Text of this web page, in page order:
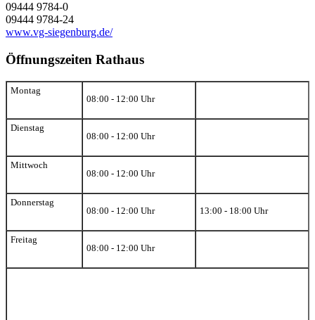
09444 9784-0
09444 9784-24
www.vg-siegenburg.de/
Öffnungszeiten Rathaus
Montag
08:00 - 12:00 Uhr
Dienstag
08:00 - 12:00 Uhr
Mittwoch
08:00 - 12:00 Uhr
Donnerstag
08:00 - 12:00 Uhr
13:00 - 18:00 Uhr
Freitag
08:00 - 12:00 Uhr